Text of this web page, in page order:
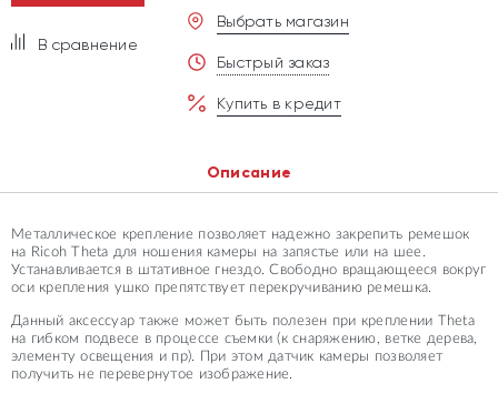
В сравнение
Выбрать магазин
Быстрый заказ
Купить в кредит
Описание
Металлическое крепление позволяет надежно закрепить ремешок
на Ricoh Theta для ношения камеры на запястье или на шее.
Устанавливается в штативное гнездо. Свободно вращающееся вокруг
оси крепления ушко препятствует перекручиванию ремешка.
Данный аксессуар также может быть полезен при креплении Theta
на гибком подвесе в процессе съемки (к снаряжению, ветке дерева,
элементу освещения и пр). При этом датчик камеры позволяет
получить не перевернутое изображение.